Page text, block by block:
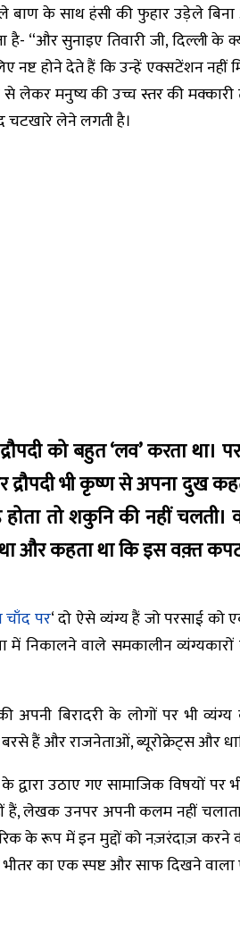
के साथ हंसी की फुहार उड़ेले
“और सुनाइए तिवारी जी, दिल्ली के
नष्ट होने देते हैं कि उन्हें एक्सटेंशन
लेकर मनुष्य की उच्च स्तर की
लेने लगती है।
को बहुत ‘लव’ करता था।
द्रौपदी भी कृष्ण से अपना दुख
तो शकुनि की नहीं
और कहता था कि इस वक़्त कपट
चाँद पर‘ दो ऐसे व्यंग्य हैं जो परसाई
में निकालने वाले समकालीन
अपनी बिरादरी के लोगों पर भी
हैं और राजनेताओं, ब्यूरोक्रेट्स और
उठाए गए सामाजिक विषयों
उनपर अपनी कलम नहीं चलाता।
के रूप में इन मुद्दों को नज़रंदाज़ करने
का एक स्पष्ट और साफ दिखने